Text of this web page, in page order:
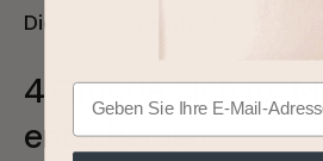
Dies ist kein einfacher
4 Gründe, sich für
entscheiden